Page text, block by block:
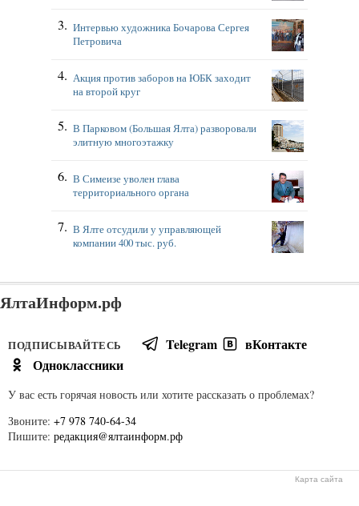
Интервью художника Бочарова Сергея
Петровича
Акция против заборов на ЮБК заходит
на второй круг
В Парковом (Большая Ялта) разворовали
элитную многоэтажку
В Симеизе уволен глава
территориального органа
В Ялте отсудили у управляющей
компании 400 тыс. руб.
ЯлтаИнформ.рф
ПОДПИСЫВАЙТЕСЬ Telegram
вКонтакте
Одноклассники
У вас есть горячая новость или хотите рассказать о проблемах?
Звоните: +7 978 740-64-34
Пишите: редакция@ялтаинформ.рф
Карта сайта